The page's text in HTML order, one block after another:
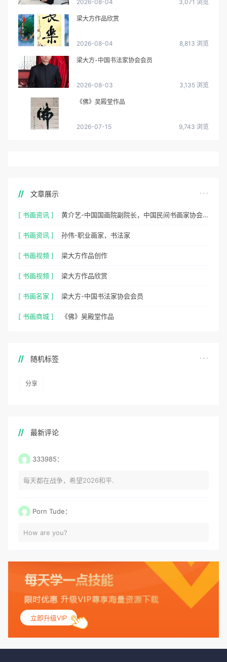
2026-08-04 3,071 浏览
梁大方作品欣赏
2026-08-04 8,813 浏览
梁大方-中国书法家协会会员
2026-08-03 3,135 浏览
《佛》吴殿堂作品
2026-07-15 9,743 浏览
文章展示
[ 书画资讯 ] 黄介艺-中国国画院副院长，中国民间书画家协会副主席
[ 书画资讯 ] 孙伟-职业画家，书法家
[ 书画视频 ] 梁大方作品创作
[ 书画视频 ] 梁大方作品欣赏
[ 书画名家 ] 梁大方-中国书法家协会会员
[ 书画商城 ] 《佛》吴殿堂作品
随机标签
分享
最新评论
333985：
每天都在战争，希望2026和平.
Porn Tude：
How are you?
立即升级VIP